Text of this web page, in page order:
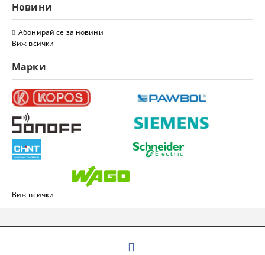
Новини
Абонирай се за новини
Виж всички
Марки
Виж всички